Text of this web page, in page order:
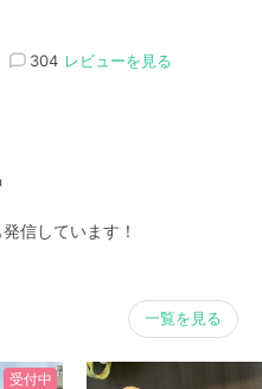
304 レビューを見る
信しています！
一覧を見る
受付中